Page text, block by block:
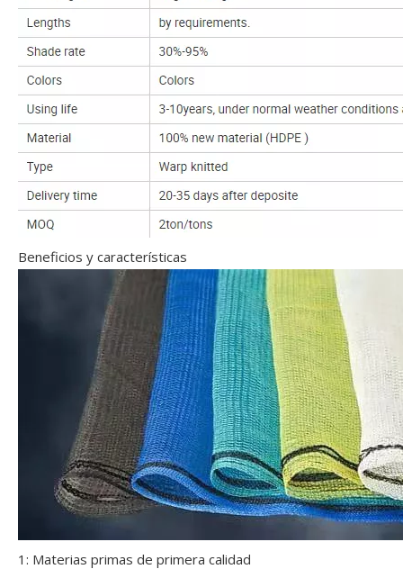
Beneficios y características
1: Materias primas de primera calidad